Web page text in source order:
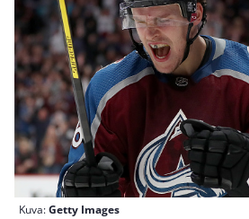
Kuva:Getty Images